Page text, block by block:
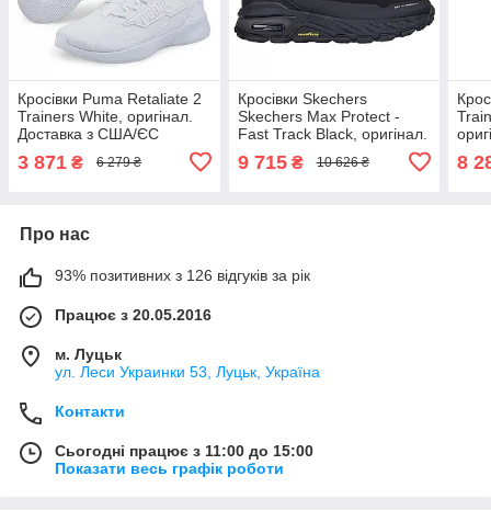
Кросівки Puma Retaliate 2
Trainers White, оригінал.
Доставка з США/ЄС
3 871 ₴ 6 279 ₴
Кросівки Skechers
Skechers Max Protect -
Fast Track Black, оригінал.
протягом 14 днів
9 715₴ 10 626 ₴ 8
Про нас
93% позитивних з 126 відгуків за рік
Працює з 20.05.2016
м. Луцьк
ул. Леси Украинки 53, Луцьк, Україна
Контакти
Сьогодні працює з 11:00 до 15:00
Показати весь графік роботи